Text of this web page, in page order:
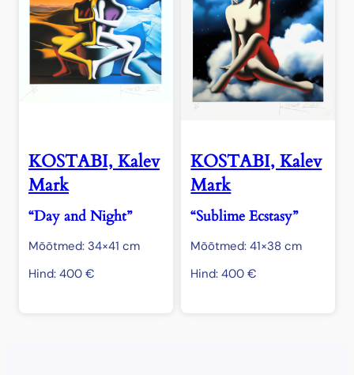
KOSTABI, Kalev
Mark
“Day and Night”
Mõõtmed: 34×41 cm
Hind: 400 €
KOSTABI, Kalev
Mark
“Sublime Ecstasy”
Mõõtmed: 41×38 cm
Hind:400€